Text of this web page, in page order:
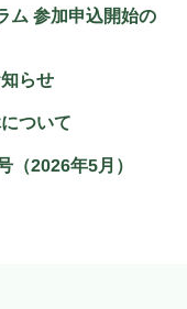
ム 参加申込開始の
らせ
ついて
（2026年5月）